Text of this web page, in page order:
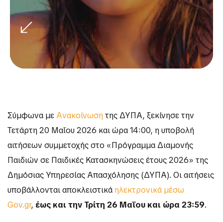
Σύμφωνα με Ανακοίνωσητης ΔΥΠΑ, ξεκίνησε την
Τετάρτη 20 Μαΐου 2026 και ώρα 14:00, η υποβολή
αιτήσεων συμμετοχής στο «Πρόγραμμα Διαμονής
Παιδιών σε Παιδικές Κατασκηνώσεις έτους 2026» της
Δημόσιας Υπηρεσίας Απασχόλησης (ΔΥΠΑ). Οι αιτήσεις
υποβάλλονται αποκλειστικά ηλεκτρονικά μέσω
Gov.gr, έως και την Τρίτη 26 Μαΐου και ώρα 23:59.